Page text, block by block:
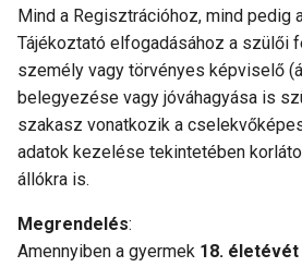
Mind a Regisztrációhoz, mind pedig
Tájékoztató elfogadásához a szülői
személy vagy törvényes képviselő
belegyezése vagy jóváhagyása is
szakasz vonatkozik a
adatok kezelése tekintetében
állókra is.
Megrendelés:
Amennyiben a gyermek 18. életévét